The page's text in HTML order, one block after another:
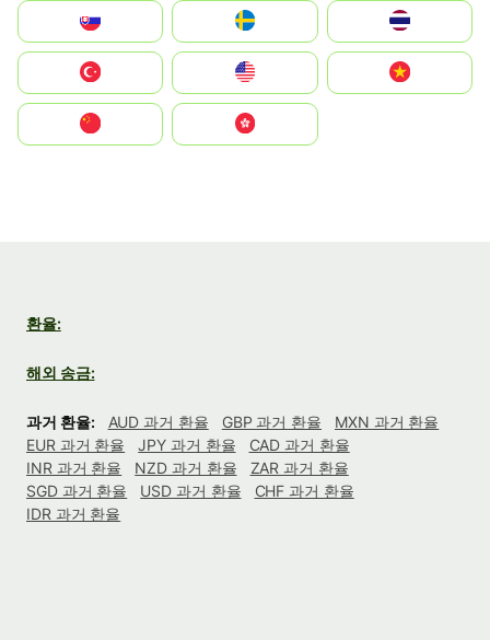
United States
中國香港特別行政區
환율:
해외 송금:
과거 환율: AUD 과거 환율 GBP 과거 환율
MXN 과거 환율
EUR 과거 환율
JPY 과거 환율
CAD 과거 환율
INR 과거 환율
NZD 과거 환율
ZAR 과거 환율
SGD 과거 환율
USD 과거 환율
CHF 과거 환율
IDR 과거 환율